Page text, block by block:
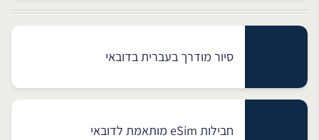
סיור מודרך בעברית בדובאי
חבילות eSim מותאמת לדובאי